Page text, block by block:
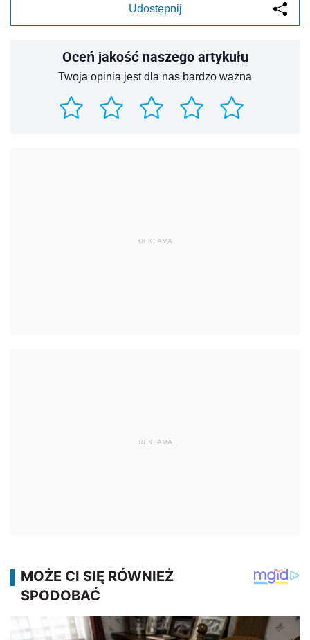
Udostępnij
Oceń jakość naszego artykułu
Twoja opinia jest dla nas bardzo ważna
REKLAMA
REKLAMA